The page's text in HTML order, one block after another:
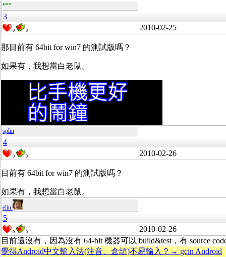
guest
3
0 0 2010-02-25
那目前有 64bit for win7 的測試版嗎？
如果有，我想當白老鼠。
splin
4
0 0 2010-02-26
目前有 64bit for win7 的測試版嗎？
如果有，我想當白老鼠。
eliu
5
0 0
2010-02-26
目前還沒有，因為沒有 64-bit 機器可以 build&test，有 source
覺得Android中文輸入法(注音、倉頡)不易輸入？→ gcin Android